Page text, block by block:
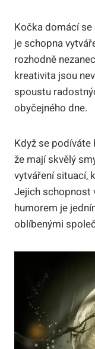
Kočka domácí
je schopna
rozhodně
kreativita jsou
spoustu
obyčejného dne.
Když se
že mají skvělý
vytváření situací,
Jejich schopnost
humorem je
oblíbenými